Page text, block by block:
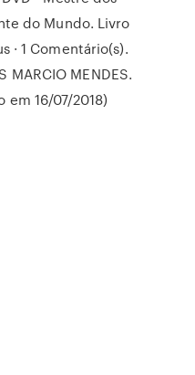
do Mundo. Livro
· 1 Comentário(s).
MARCIO MENDES.
em 16/07/2018)